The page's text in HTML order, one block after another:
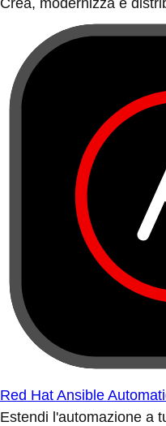
Crea, modernizza e
Red Hat Ansible
Estendi l'automazione a